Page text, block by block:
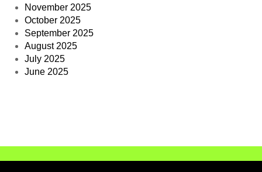
November 2025
October 2025
September 2025
August 2025
July 2025
June 2025